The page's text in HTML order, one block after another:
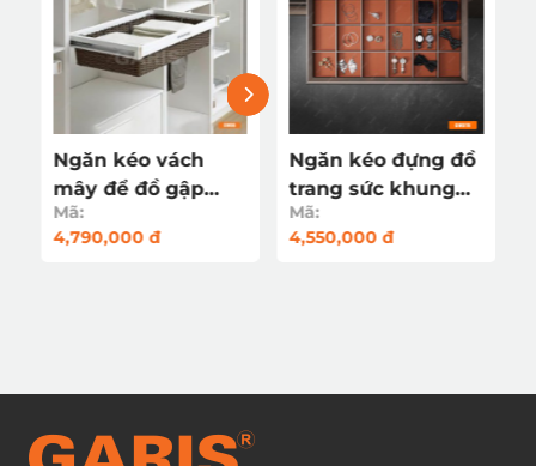
Ngăn kéo vách
mây để đồ gập
GW06
Mã:
4,790,000 đ
Ngăn kéo đựng đồ
trang sức khung
nhôm, bọc da
GWR7
Mã:
4,550,000 đ